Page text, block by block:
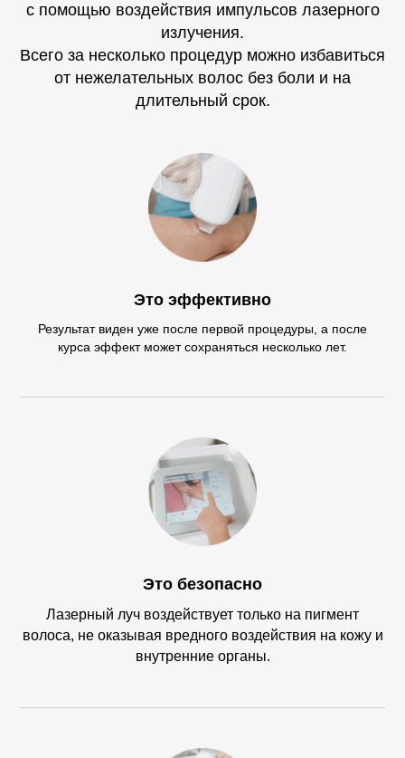
с помощью воздействия импульсов лазерного
излучения.
Всего за несколько процедур можно избавиться
от нежелательных волос без боли и на
длительный срок.
Это эффективно
Результат виден уже после первой процедуры, а после
курса эффект может сохраняться несколько лет.
Это безопасно
Лазерный луч воздействует только на пигмент
волоса, не оказывая вредного воздействия на кожу и
внутренние органы.